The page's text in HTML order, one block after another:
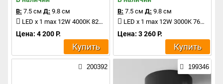
В: 7.5 см Д: 9.8 см
LED x 1 max 12W 4000K 820Lm
Цена: 4 200 Р.
Купить
В: 7.5 см Д: 9.8 см
LED x 1 max 12W 3000K 760Lm
Цена: 3 260 Р.
Купить
200392 199346